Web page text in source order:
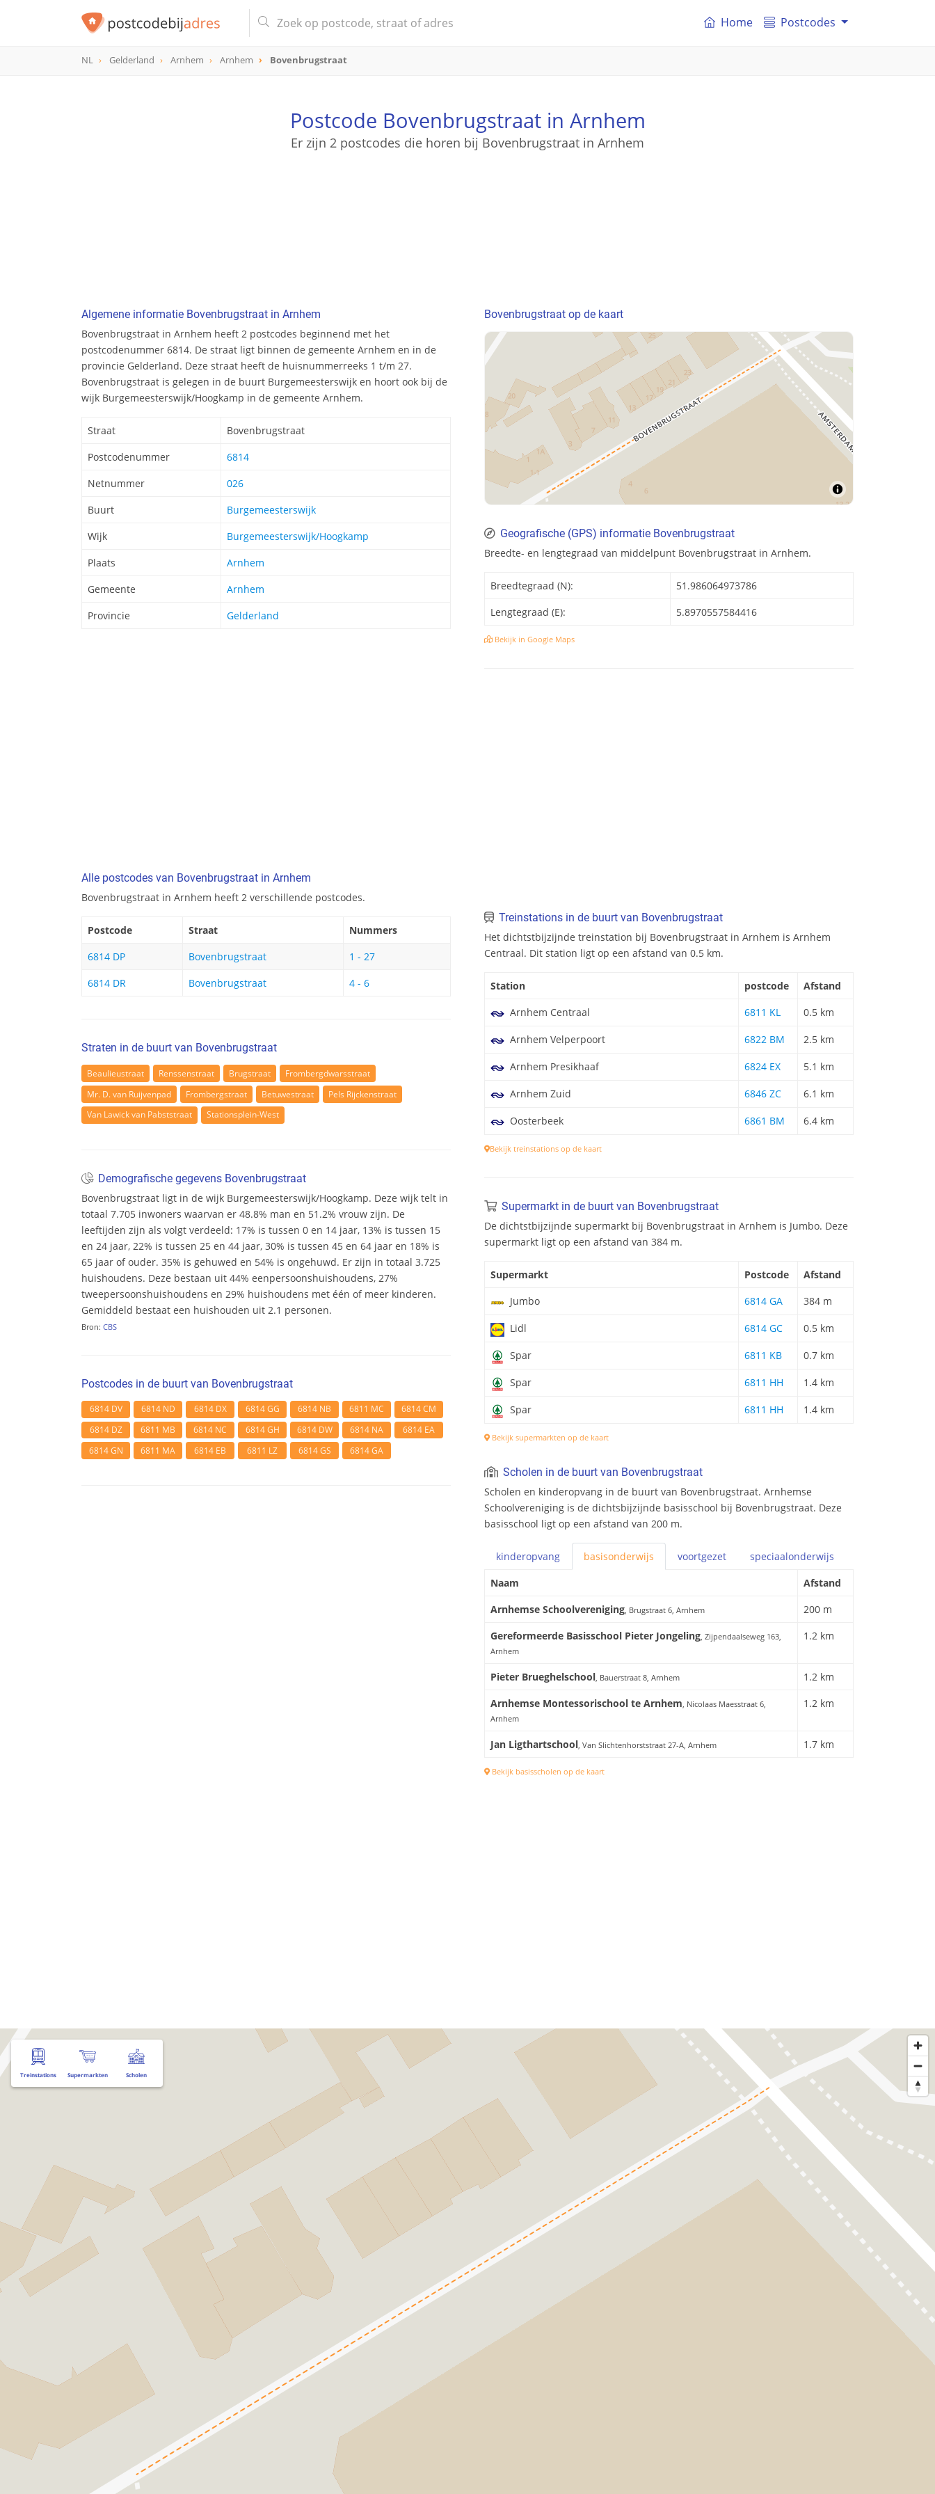
Home Postcodes
NL Gelderland Arnhem Arnhem Bovenbrugstraat
Postcode Bovenbrugstraat in Arnhem
Er zijn 2 postcodes die horen bij Bovenbrugstraat in Arnhem
Algemene informatie Bovenbrugstraat in Arnhem
Bovenbrugstraat in Arnhem heeft 2 postcodes beginnend met het
postcodenummer 6814. De straat ligt binnen de gemeente Arnhem en in de
provincie Gelderland. Deze straat heeft de huisnummerreeks 1 t/m 27.
Bovenbrugstraat is gelegen in de buurt Burgemeesterswijk en hoort ook bij de
wijk Burgemeesterswijk/Hoogkamp in de gemeente Arnhem.
Straat
Bovenbrugstraat
Postcodenummer
6814
Netnummer
026
Buurt
Burgemeesterswijk
Wijk
Burgemeesterswijk/Hoogkamp
Plaats
Arnhem
Gemeente
Arnhem
Provincie
Gelderland
Alle postcodes van Bovenbrugstraat in Arnhem
Bovenbrugstraat in Arnhem heeft 2 verschillende postcodes.
Postcode Straat
Nummers
6814 DP
Bovenbrugstraat
1 - 27
6814 DR
Bovenbrugstraat 4 - 6
Straten in de buurt van Bovenbrugstraat
Beaulieustraat Renssenstraat Brugstraat
Frombergdwarsstraat
Mr. D. van Ruijvenpad
Frombergstraat Betuwestraat
Pels Rijckenstraat
Van Lawick van Pabststraat
Stationsplein-West
Demografische gegevens Bovenbrugstraat
Bovenbrugstraat ligt in de wijk Burgemeesterswijk/Hoogkamp. Deze wijk telt in
totaal 7.705 inwoners waarvan er 48.8% man en 51.2% vrouw zijn. De
leeftijden zijn als volgt verdeeld: 17% is tussen 0 en 14 jaar, 13% is tussen 15
en 24 jaar, 22% is tussen 25 en 44 jaar, 30% is tussen 45 en 64 jaar en 18% is
65 jaar of ouder. 35% is gehuwed en 54% is ongehuwd. Er zijn in totaal 3.725
huishoudens. Deze bestaan uit 44% eenpersoonshuishoudens, 27%
tweepersoonshuishoudens en 29% huishoudens met één of meer kinderen.
Gemiddeld bestaat een huishouden uit 2.1 personen.
Bron: CBS
Postcodes in de buurt van Bovenbrugstraat
6814 DV 6814 ND 6814 DX 6814 GG 6814 NB 6811 MC
6814 CM
6814 DZ
6811 MB 6814 NC 6814 GH 6814 DW 6814 NA
6814 EA
6814 GN
6811 MA 6814 EB 6811 LZ 6814 GS 6814 GA
Bovenbrugstraat op de kaart
Geografische (GPS) informatie Bovenbrugstraat
Breedte- en lengtegraad van middelpunt Bovenbrugstraat in Arnhem.
Breedtegraad (N):
51.986064973786
Lengtegraad (E):
5.8970557584416
Bekijk in Google Maps
Treinstations in de buurt van Bovenbrugstraat
Het dichtstbijzijnde treinstation bij Bovenbrugstraat in Arnhem is Arnhem
Centraal. Dit station ligt op een afstand van 0.5 km.
Station postcode
Afstand
Arnhem Centraal
6811 KL 0.5 km
Arnhem Velperpoort 6822 BM 2.5 km
Arnhem Presikhaaf 6824 EX 5.1 km
Arnhem Zuid 6846 ZC 6.1 km
Oosterbeek 6861 BM 6.4 km
Bekijk treinstations op de kaart
Supermarkt in de buurt van Bovenbrugstraat
De dichtstbijzijnde supermarkt bij Bovenbrugstraat in Arnhem is Jumbo. Deze
supermarkt ligt op een afstand van 384 m.
Supermarkt Postcode
Afstand
Jumbo
6814 GA 384 m
Lidl 6814 GC 0.5 km
Spar 6811 KB 0.7 km
Spar 6811 HH 1.4 km
Spar 6811 HH 1.4 km
Bekijk supermarkten op de kaart
Scholen in de buurt van Bovenbrugstraat
Scholen en kinderopvang in de buurt van Bovenbrugstraat. Arnhemse
Schoolvereniging is de dichtsbijzijnde basisschool bij Bovenbrugstraat. Deze
basisschool ligt op een afstand van 200 m.
kinderopvang basisonderwijs voortgezet speciaalonderwijs
Naam
Afstand
Arnhemse Schoolvereniging, Brugstraat 6, Arnhem
200 m
Gereformeerde Basisschool Pieter Jongeling, Zijpendaalseweg 163,
Arnhem
1.2 km
Pieter Brueghelschool, Bauerstraat 8, Arnhem
1.2 km
Arnhemse Montessorischool te Arnhem, Nicolaas Maesstraat 6,
Arnhem
1.2 km
Jan Ligthartschool, Van Slichtenhorststraat 27-A, Arnhem 1.7 km
Bekijk basisscholen op de kaart
Treinstations Supermarkten Scholen